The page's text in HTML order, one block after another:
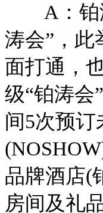
A：铂涛
涛会”，此
面打通，
级“铂涛会
间5次预
品牌酒店(
房间及礼